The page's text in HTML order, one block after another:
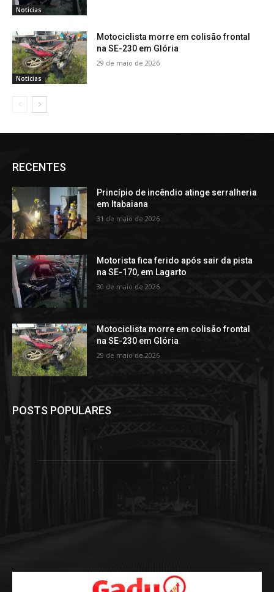
Noticias
Noticias
Motociclista morre em colisão frontal
na SE-230 em Glória
29 de maio de 2026
RECENTES
Princípio de incêndio atinge serralheria
em Itabaiana
31 de maio de 2026
Motorista fica ferido após sair da pista
na SE-170, em Lagarto
30 de maio de 2026
Motociclista morre em colisão frontal
na SE-230 em Glória
29 de maio de 2026
POSTS POPULARES